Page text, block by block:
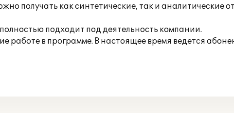
получать как синтетические, так и аналитические
подходит под деятельность компании.
работе в программе. В настоящее время ведется